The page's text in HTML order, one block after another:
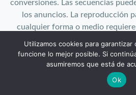
conversiones. Las secuencias
los anuncios. La reproducción
cualquier forma o medio
Top 10 | About us | User
Policy
Utilizamos cookies para
funcione lo mejor posible. Si
asumiremos que está de
Ok